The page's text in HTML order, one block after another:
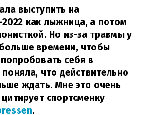
выступить на
как лыжница, а потом
Но из-за травмы у
времени, чтобы
себя в
поняла, что действительно
ждать. Мне это очень
цитирует спортсменку
.